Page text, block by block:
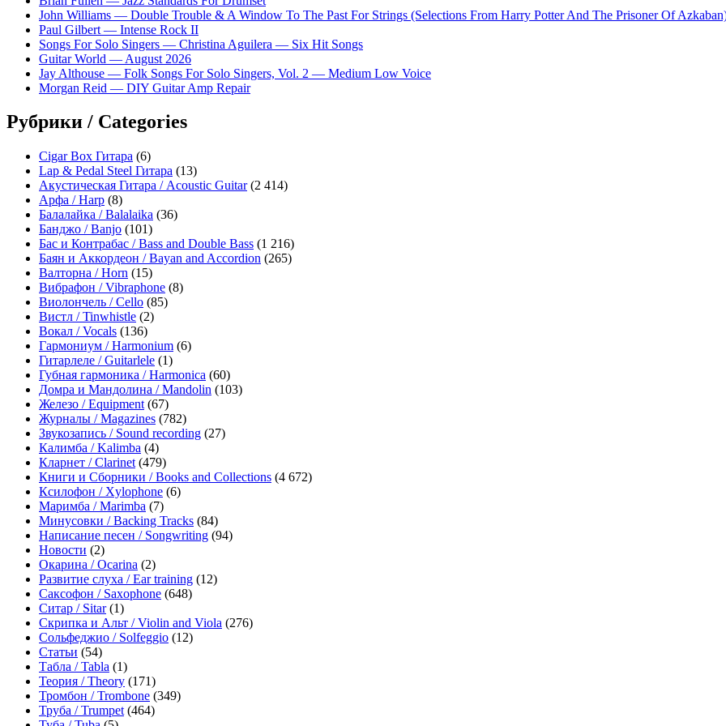
John Williams — Double Trouble & A Window To The Past For Strings (Selections From Harry Potter And The Prisoner Of
Paul Gilbert — Intense Rock II
Songs For Solo Singers — Christina Aguilera — Six Hit Songs
Guitar World — August 2026
Jay Althouse — Folk Songs For Solo Singers, Vol. 2 — Medium Low Voice
Morgan Reid — DIY Guitar Amp Repair
Рубрики / Categories
Cigar Box Гитара (6)
Lap & Pedal Steel Гитара (13)
Акустическая Гитара / Acoustic Guitar(2 414)
Арфа / Harp (8)
Балалайка / Balalaika (36)
Банджо / Banjo (101)
Бас и Контрабас / Bass and Double Bass (1 216)
Баян и Аккордеон / Bayan and Accordion (265)
Валторна / Horn (15)
Вибрафон / Vibraphone (8)
Виолончель / Cello (85)
Вистл / Tinwhistle (2)
Вокал / Vocals (136)
Гармониум / Harmonium (6)
Гитарлеле / Guitarlele (1)
Губная гармоника / Harmonica (60)
Домра и Мандолина / Mandolin (103)
Железо / Equipment (67)
Журналы / Magazines (782)
Звукозапись / Sound recording (27)
Калимба / Kalimba (4)
Кларнет / Clarinet (479)
Книги и Сборники / Books and Collections (4 672)
Ксилофон / Xylophone (6)
Маримба / Marimba (7)
Минусовки / Backing Tracks (84)
Написание песен / Songwriting (94)
Новости (2)
Окарина / Ocarina (2)
Развитие слуха / Ear training (12)
Саксофон / Saxophone (648)
Ситар / Sitar(1)
Скрипка и Альт / Violin and Viola (276)
Сольфеджио / Solfeggio (12)
Статьи (54)
Табла / Tabla (1)
Теория / Theory (171)
Тромбон / Trombone (349)
Труба / Trumpet (464)